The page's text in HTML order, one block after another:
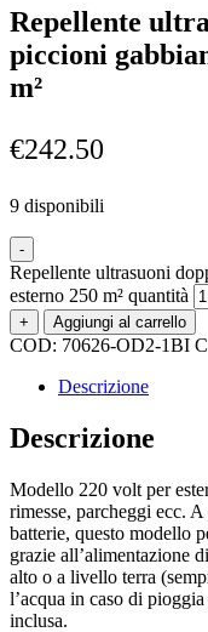
Repellente
piccioni
m²
€242.50
9 disponibili
-
Repellente ultrasuoni
esterno 250 m² quantità
+ Aggiungi al carrello
COD: 70626-OD2-1BI
Descrizione
Descrizione
Modello 220 volt per
rimesse, parcheggi ecc.
batterie, questo modello
grazie all’alimentazione
alto o a livello terra
l’acqua in caso di
inclusa.